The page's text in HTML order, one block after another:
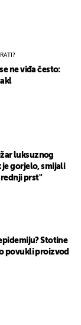
ne viđa često:
luksuznog
je gorjelo, smijali
prst"
Stotine
povukli proizvod